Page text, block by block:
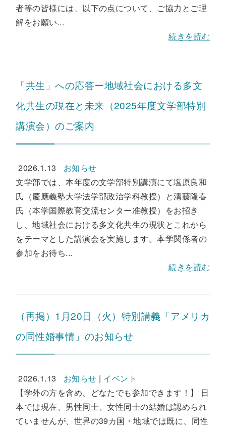
者等の皆様には、以下の点について、ご協力とご理
解をお願い...
続きを読む
「共生」への応答ー地域社会における多文
化共生の現在と未来（2025年度文学部特別
講演会）のご案内
2026.1.13
お知らせ
文学部では、本年度の文学部特別講演にて塩原良和
氏（慶應義塾大学法学部政治学科教授）と清藤隆春
氏（本学国際教育交流センター准教授）をお招き
し、地域社会における多文化共生の現状とこれから
をテーマとした講演会を実施します。本学関係者の
参加をお待ち...
続きを読む
（再掲）1月20日（火）特別講義「アメリカ
の同性婚事情」のお知らせ
2026.1.13 お知らせ | イベント
【学外の方を含め、どなたでも参加できます！】 日
本では現在、男性同士、女性同士の結婚は認められ
ていませんが、世界の39カ国・地域では既に、同性